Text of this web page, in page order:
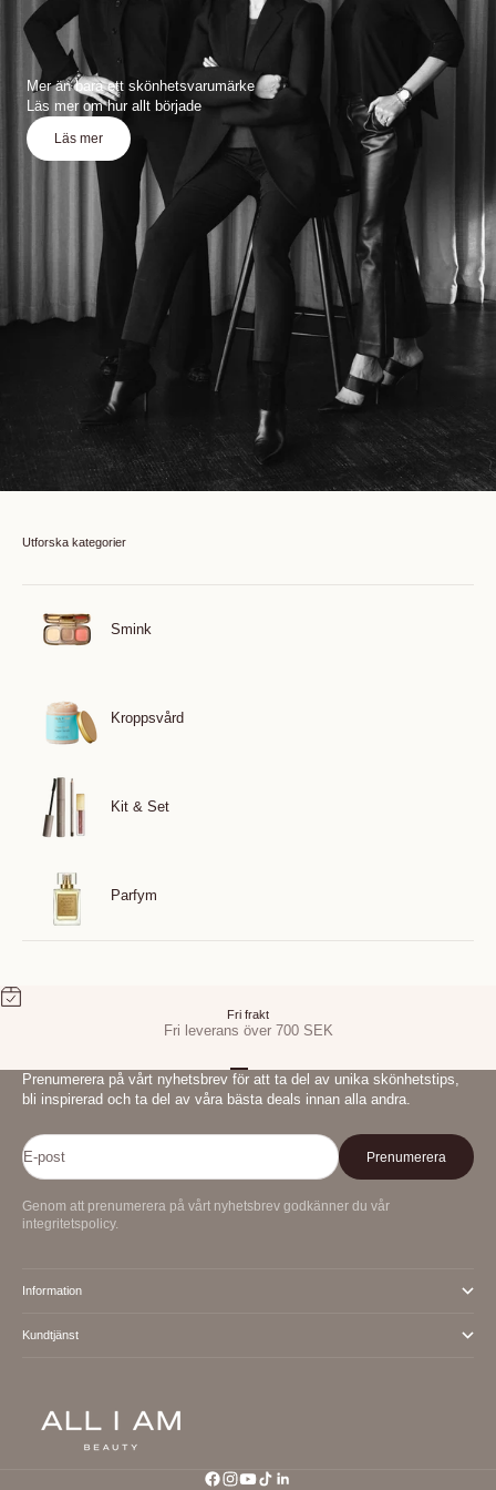
Mer än bara ett skönhetsvarumärke
Läs mer om hur allt började
Läs mer
Utforska kategorier
Smink
Kroppsvård
Kit & Set
Parfym
Fri frakt
Fri leverans över 700 SEK
Gå till 1
Gå till 2
Gå till 3
Prenumerera på vårt nyhetsbrev för att ta del av unika skönhetstips,
bli inspirerad och ta del av våra bästa deals innan alla andra.
E-post Prenumerera
Genom att prenumerera på vårt nyhetsbrev godkänner du vår
integritetspolicy.
Information
Kundtjänst